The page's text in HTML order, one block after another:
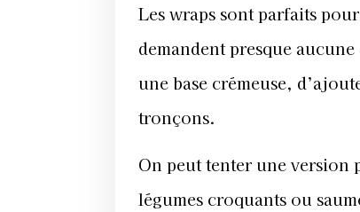
Les wraps sont parfaits
demandent presque
une base crémeuse,
tronçons.
On peut tenter une
légumes croquants ou